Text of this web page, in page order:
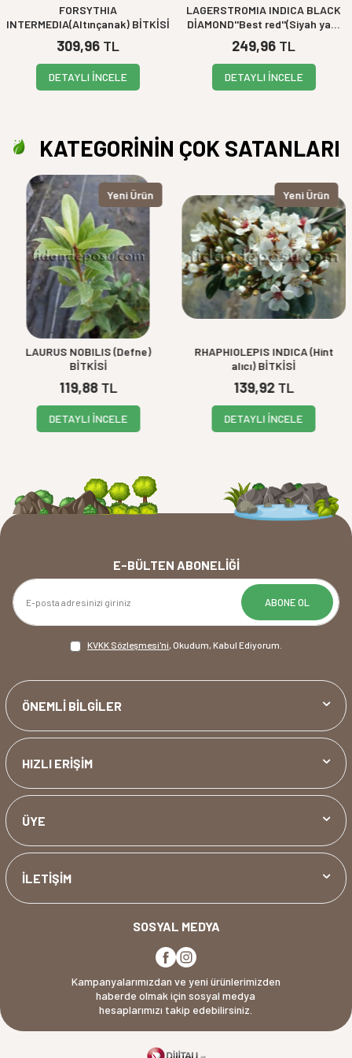
mevcuttur.
FORSYTHIA
INTERMEDIA(Altınçanak) BİTKİSİ
309,96 TL
DETAYLI İNCELE
LAGERSTROMIA INDICA BLACK
DİAMOND''Best red''(Siyah yap.
koyu kırmızı çiçekli Oya ağacı)
FIDANI
249,96 TL
DETAYLI İNCELE
KATEGORİNİN ÇOK SATANLARI
Yeni Ürün
LAURUS NOBILIS (Defne)
BİTKİSİ
119,88TL
DETAYLI İNCELE
Yeni Ürün
RHAPHIOLEPIS INDICA (Hint
alıcı) BİTKİSİ
139,92TL
DETAYLI İNCELE
E-BÜLTEN ABONELIĞI
ABONE OL
KVKK Sözleşmesi'ni, Okudum, Kabul Ediyorum.
ÖNEMLİ BİLGİLER
HIZLI ERİŞİM
ÜYE
İLETİŞİM
SOSYAL MEDYA
Kampanyalarımızdan ve yeni ürünlerimizden
haberde olmak için sosyal medya
hesaplarımızı takip edebilirsiniz.